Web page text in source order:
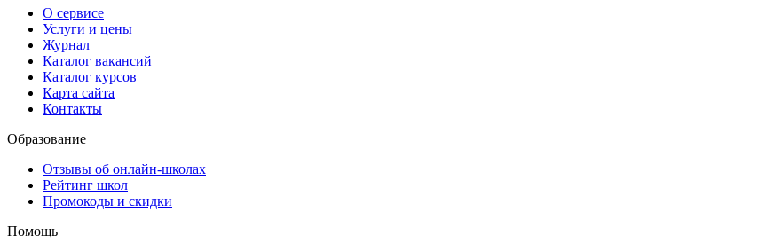
О сервисе
Услуги и цены
Журнал
Каталог вакансий
Каталог курсов
Карта сайта
Контакты
Образование
Отзывы об онлайн-школах
Рейтинг школ
Промокоды и скидки
Помощь